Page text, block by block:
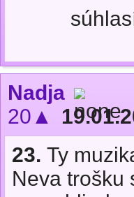
Nadja
20▲
23. Ty
Neva trošku